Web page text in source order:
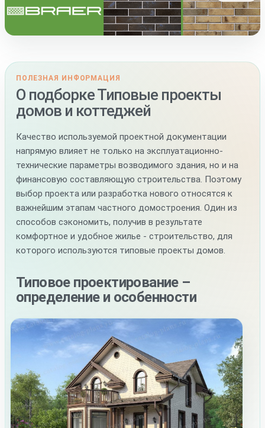
ПОЛЕЗНАЯ ИНФОРМАЦИЯ
О подборке Типовые проекты
домов и коттеджей
Качество используемой проектной документации
напрямую влияет не только на эксплуатационно-
технические параметры возводимого здания, но и на
финансовую составляющую строительства. Поэтому
выбор проекта или разработка нового относятся к
важнейшим этапам частного домостроения. Один из
способов сэкономить, получив в результате
комфортное и удобное жилье - строительство, для
которого используются типовые проекты домов.
Типовое проектирование –
определение и особенности